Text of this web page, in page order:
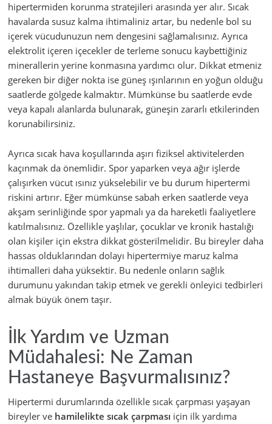
hipertermiden korunma stratejileri arasında yer alır. Sıcak
havalarda susuz kalma ihtimaliniz artar, bu nedenle bol su
içerek vücudunuzun nem dengesini sağlamalısınız. Ayrıca
elektrolit içeren içecekler de terleme sonucu kaybettiğiniz
minerallerin yerine konmasına yardımcı olur. Dikkat etmeniz
gereken bir diğer nokta ise güneş ışınlarının en yoğun olduğu
saatlerde gölgede kalmaktır. Mümkünse bu saatlerde evde
veya kapalı alanlarda bulunarak, güneşin zararlı etkilerinden
korunabilirsiniz.
Ayrıca sıcak hava koşullarında aşırı fiziksel aktivitelerden
kaçınmak da önemlidir. Spor yaparken veya ağır işlerde
çalışırken vücut ısınız yükselebilir ve bu durum hipertermi
riskini artırır. Eğer mümkünse sabah erken saatlerde veya
akşam serinliğinde spor yapmalı ya da hareketli faaliyetlere
katılmalısınız. Özellikle yaşlılar, çocuklar ve kronik hastalığı
olan kişiler için ekstra dikkat gösterilmelidir. Bu bireyler daha
hassas olduklarından dolayı hipertermiye maruz kalma
ihtimalleri daha yüksektir. Bu nedenle onların sağlık
durumunu yakından takip etmek ve gerekli önleyici tedbirleri
almak büyük önem taşır.
İlk Yardım ve Uzman
Müdahalesi: Ne Zaman
Hastaneye Başvurmalısınız?
Hipertermi durumlarında özellikle sıcak çarpması yaşayan
bireyler ve hamilelikte sıcak çarpması için ilk yardıma